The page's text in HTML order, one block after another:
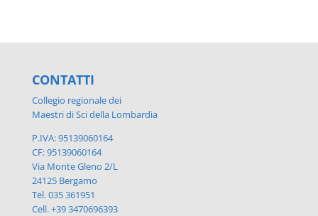
CONTATTI
Collegio regionale dei
Maestri di Sci della Lombardia
P.IVA: 95139060164
CF: 95139060164
Via Monte Gleno 2/L
24125 Bergamo
Tel. 035 361951
Cell. +39 3470696393